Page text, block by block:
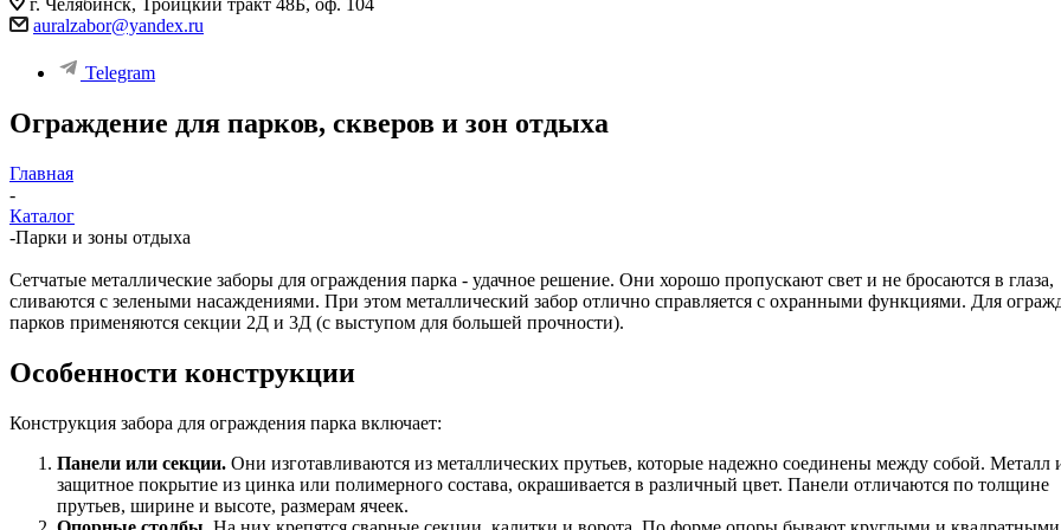
г. Челябинск, Троицкий тракт 48Б, оф. 104
auralzabor@yandex.ru
Telegram
Ограждение для парков, скверов и зон отдыха
Главная
-
Каталог
-Парки и зоны отдыха
Сетчатые металлические заборы для ограждения парка - удачное решение. Они хорошо пропускают свет и не бросаются в глаза,
сливаются с зелеными насаждениями. При этом металлический забор отлично справляется с охранными функциями. Для
парков применяются секции 2Д и 3Д (с выступом для большей прочности).
Особенности конструкции
Конструкция забора для ограждения парка включает:
Панели или секции. Они изготавливаются из металлических прутьев, которые надежно соединены между собой. Металл
защитное покрытие из цинка или полимерного состава, окрашивается в различный цвет. Панели отличаются по толщине
прутьев, ширине и высоте, размерам ячеек.